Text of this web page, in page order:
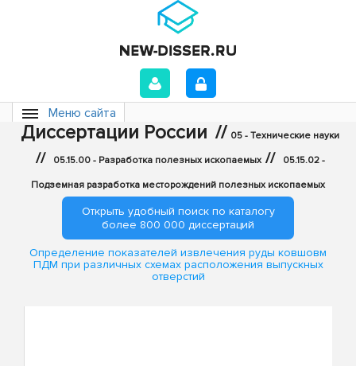
Меню сайта
Диссертации России // 05 - Технические науки
// 05.15.00 - Разработка полезных ископаемых // 05.15.02 -
Подземная разработка месторождений полезных ископаемых
Открыть удобный поиск по каталогу
более 800 000 диссертаций
Определение показателей извлечения руды ковшовм
ПДМ при различных схемах расположения выпускных
отверстий